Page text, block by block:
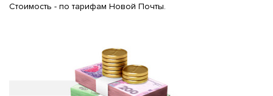
Стоимость - по тарифам Новой Почты.